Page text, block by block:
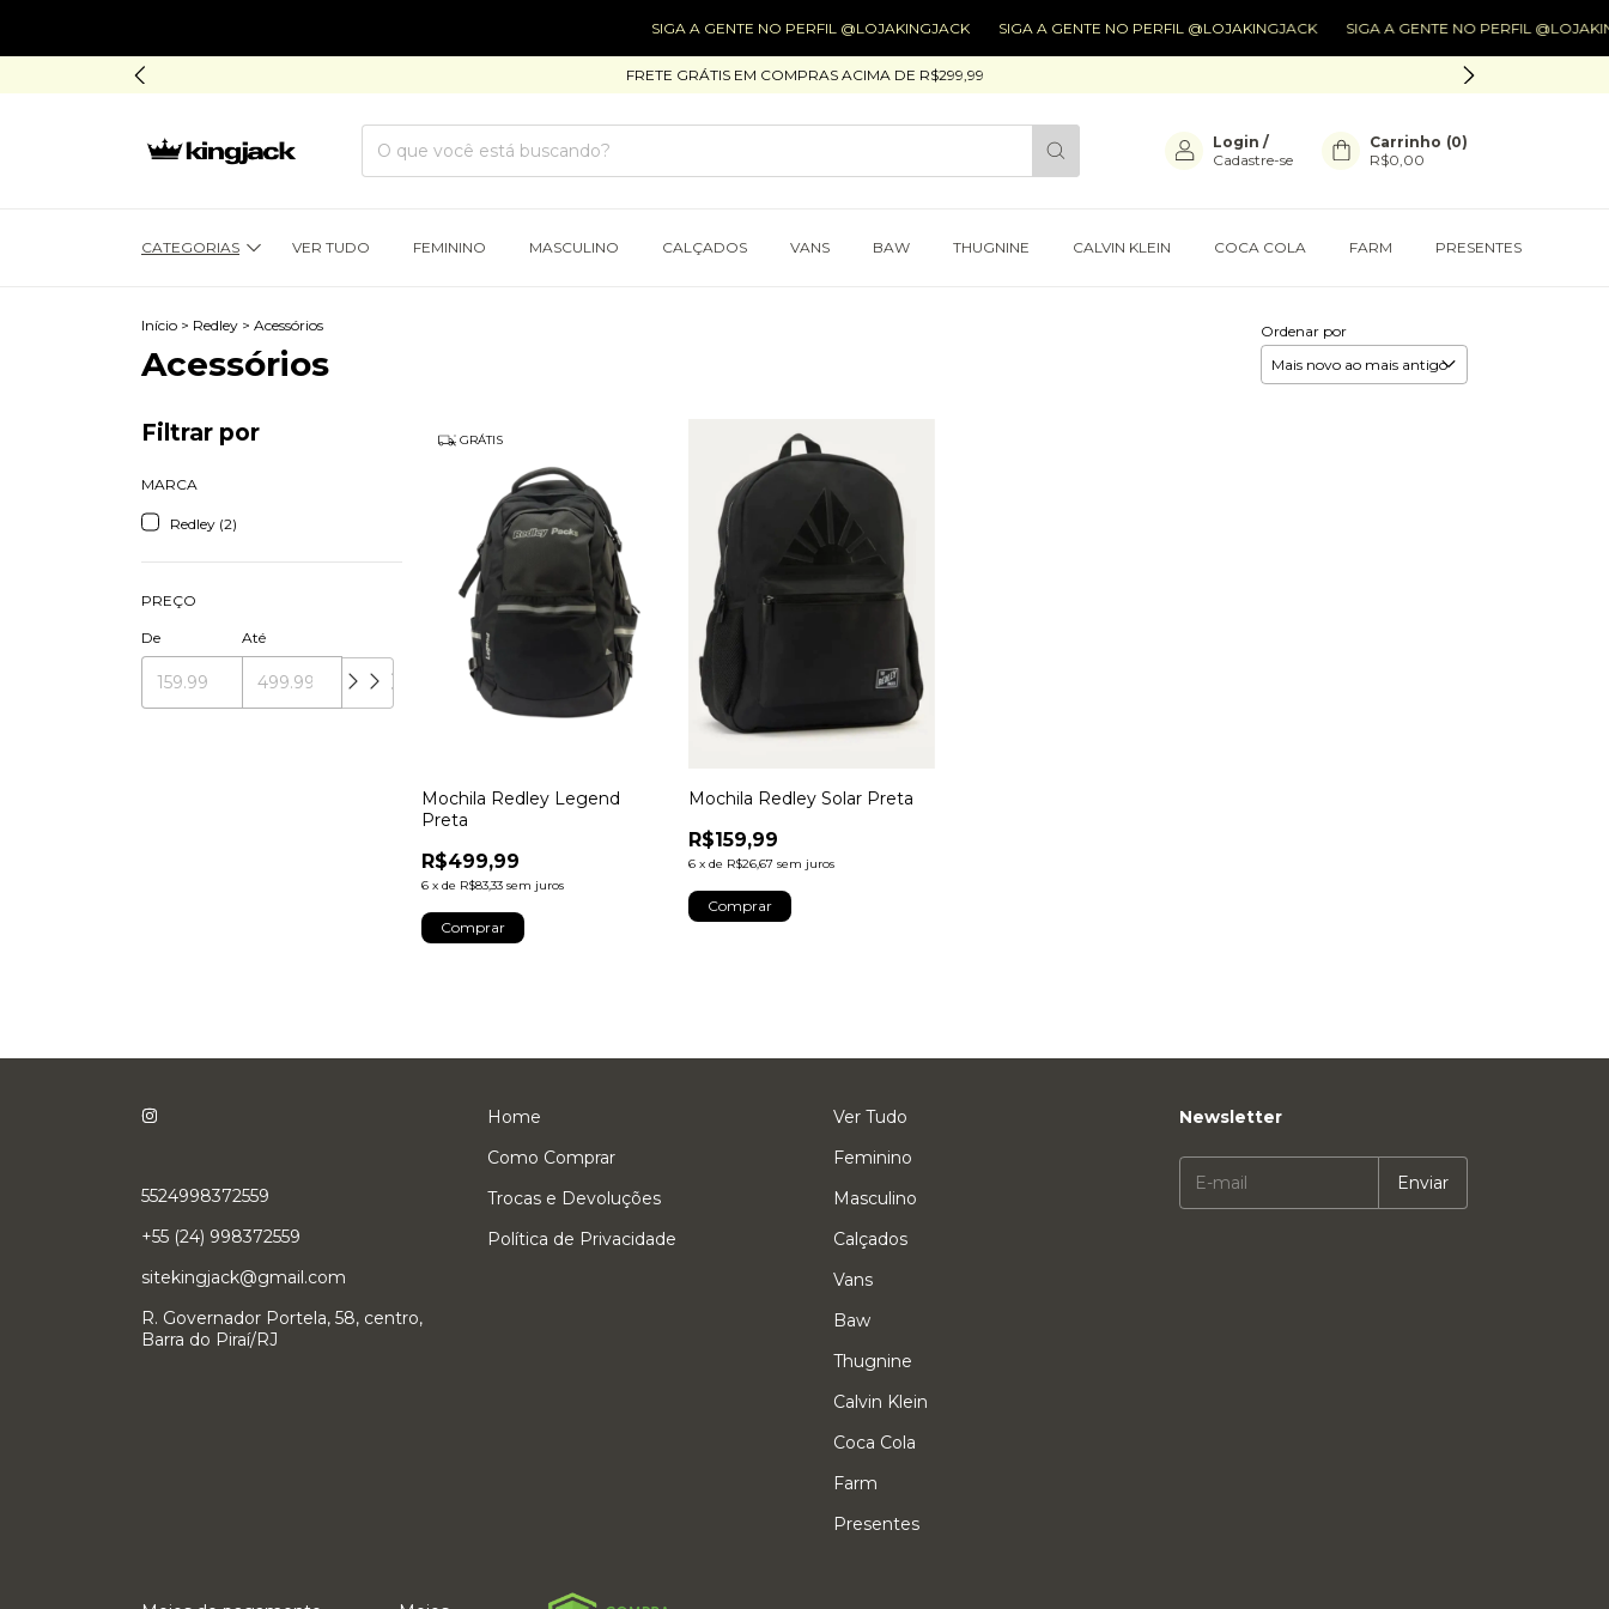
SIGA A GENTE NO PERFIL @LOJAKINGJACK SIGA A GENTE NO PERFIL @LOJAKINGJACK SIGA A GENTE NO PERFIL
FRETE GRÁTIS EM COMPRAS ACIMA DE R$299,99
Login /
Cadastre-se
Carrinho (0)
R$0,00
CATEGORIAS VER TUDO FEMININO MASCULINO CALÇADOS VANS BAW THUGNINE CALVIN KLEIN COCA COLA FARM PRESENTES
Início > Redley > Acessórios
Acessórios
Ordenar por
Filtrar por
MARCA
Redley (2)
PREÇO
De Até
GRÁTIS
Mochila Redley Legend
Preta
R$499,99
6 xde R$83,33 sem juros
Mochila Redley Solar Preta
R$159,99
6 x de R$26,67 sem juros
5524998372559
+55 (24) 998372559
sitekingjack@gmail.com
R. Governador Portela, 58, centro,
Barra do Piraí/RJ
Home
Como Comprar
Trocas e Devoluções
Política de Privacidade
Ver Tudo
Feminino
Masculino
Calçados
Vans
Baw
Thugnine
Calvin Klein
Coca Cola
Farm
Presentes
Newsletter